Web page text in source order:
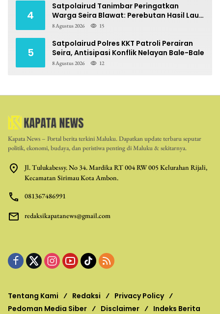
4
Satpolairud Tanimbar Peringatkan
Warga Seira Blawat: Perebutan Hasil Laut
Berpotensi Pidana
8 Agustus 2026 15
5
Satpolairud Polres KKT Patroli Perairan
Seira, Antisipasi Konflik Nelayan Bale-Bale
8 Agustus 2026 12
Kapata News – Portal berita terkini Maluku. Dapatkan update terbaru seputar
politik, ekonomi, budaya, dan peristiwa penting di Maluku & sekitarnya.
Jl. Tulukabessy. No 34. Mardika RT 004 RW 005 Kelurahan Rijali,
Kecamatan Sirimau Kota Ambon.
081367486991
redaksikapatanews@gmail.com
Tentang Kami Redaksi
Privacy Policy
Pedoman Media Siber
Disclaimer Indeks Berita